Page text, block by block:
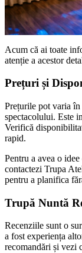
Acum că ai toate
atenție a acestor
Prețuri și
Prețurile pot varia în
spectacolului. Este
Verifică
rapid.
Pentru a avea o
contactezi Trupa
pentru a planifica
Trupă Nuntă
Recenziile sunt o
a fost experiența
recomandări și vezi